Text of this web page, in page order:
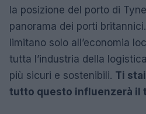
la posizione del porto di
panorama dei porti
limitano solo all’economia
tutta l’industria della
più sicuri e sostenibili. Ti
tutto questo influenzerà il